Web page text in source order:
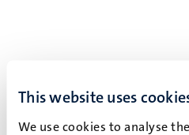
This website uses
We use cookies to analyse